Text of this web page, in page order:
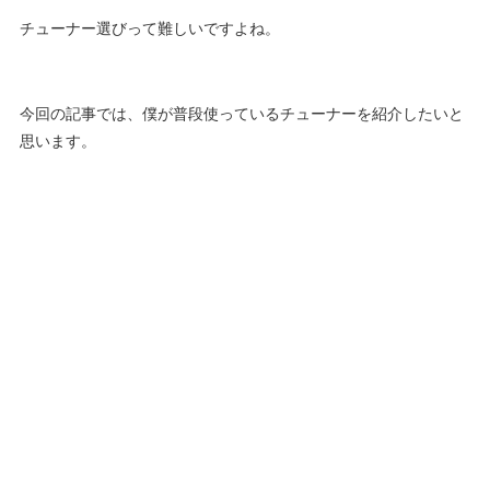
チューナー選びって難しいですよね。
今回の記事では、僕が普段使っているチューナーを紹介したいと
思います。